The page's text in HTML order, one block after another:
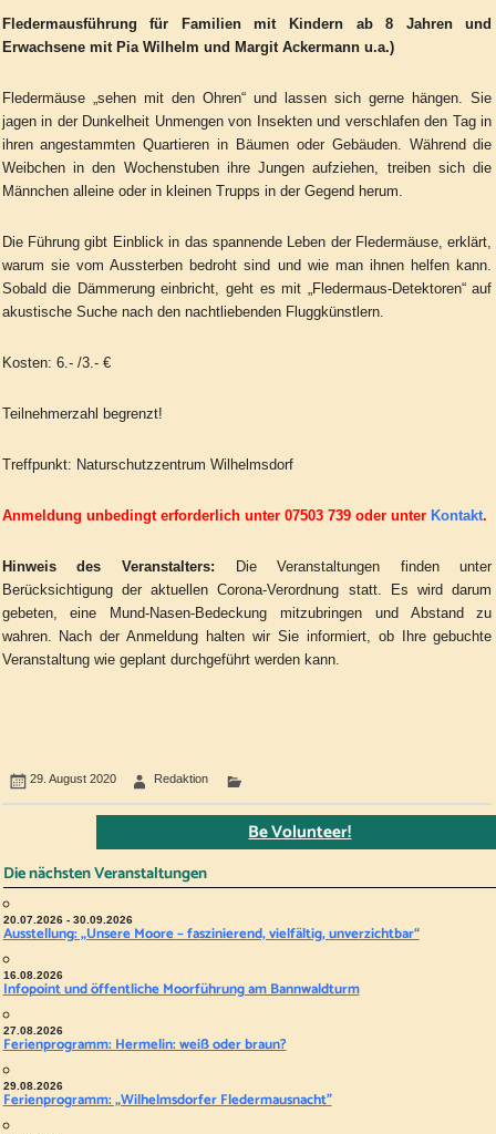
Fledermausführung für Familien mit Kindern ab 8 Jahren und
Erwachsene mit Pia Wilhelm und Margit Ackermann u.a.)
Fledermäuse „sehen mit den Ohren“ und lassen sich gerne hängen. Sie
jagen in der Dunkelheit Unmengen von Insekten und verschlafen den Tag in
ihren angestammten Quartieren in Bäumen oder Gebäuden. Während die
Weibchen in den Wochenstuben ihre Jungen aufziehen, treiben sich die
Männchen alleine oder in kleinen Trupps in der Gegend herum.
Die Führung gibt Einblick in das spannende Leben der Fledermäuse, erklärt,
warum sie vom Aussterben bedroht sind und wie man ihnen helfen kann.
Sobald die Dämmerung einbricht, geht es mit „Fledermaus-Detektoren“ auf
akustische Suche nach den nachtliebenden Fluggkünstlern.
Kosten: 6.- /3.- €
Teilnehmerzahl begrenzt!
Treffpunkt: Naturschutzzentrum Wilhelmsdorf
Anmeldung unbedingt erforderlich unter 07503 739 oder unter Kontakt.
Hinweis des Veranstalters: Die Veranstaltungen finden unter
Berücksichtigung der aktuellen Corona-Verordnung statt. Es wird darum
gebeten, eine Mund-Nasen-Bedeckung mitzubringen und Abstand zu
wahren. Nach der Anmeldung halten wir Sie informiert, ob Ihre gebuchte
Veranstaltung wie geplant durchgeführt werden kann.
29. August 2020 Redaktion
Be Volunteer!
Die nächsten Veranstaltungen
20.07.2026 - 30.09.2026
Ausstellung: „Unsere Moore – faszinierend, vielfältig, unverzichtbar“
16.08.2026
Infopoint und öffentliche Moorführung am Bannwaldturm
27.08.2026
Ferienprogramm: Hermelin: weiß oder braun?
29.08.2026
Ferienprogramm: „Wilhelmsdorfer Fledermausnacht"